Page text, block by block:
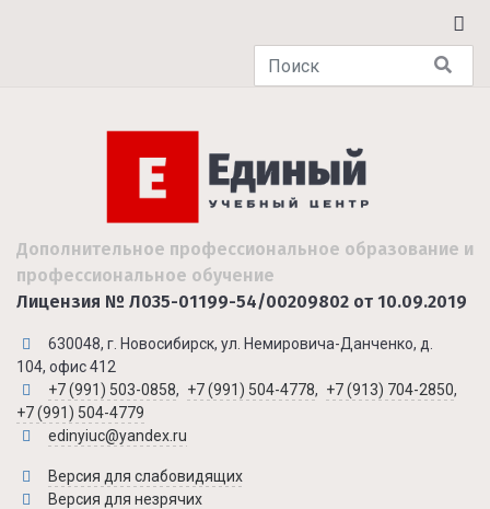
Дополнительное профессиональное образование и
профессиональное обучение
Лицензия № Л035-01199-54/00209802 от 10.09.2019
630048, г. Новосибирск, ул. Немировича-Данченко, д.
104, офис 412
+7 (991) 503-0858, +7 (991) 504-4778, +7 (913) 704-2850,
+7 (991) 504-4779
edinyiuc@yandex.ru
Версия для слабовидящих
Версия для незрячих